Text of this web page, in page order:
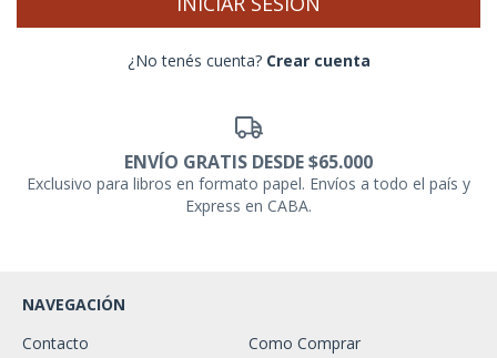
¿No tenés cuenta? Crear cuenta
ENVÍO GRATIS DESDE $65.000
Exclusivo para libros en formato papel. Envíos a todo el país y
Express en CABA.
NAVEGACIÓN
Contacto
Como Comprar